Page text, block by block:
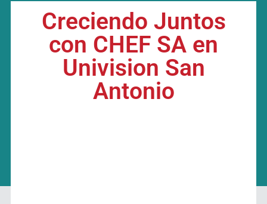
Creciendo Juntos
con CHEF SA en
Univision San
Antonio